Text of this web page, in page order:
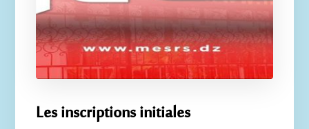
Les inscriptions initiales